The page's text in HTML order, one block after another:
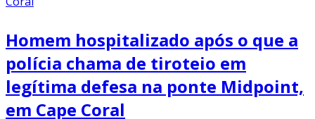
Homem hospitalizado após o que a
polícia chama de tiroteio em
legítima defesa na ponte Midpoint,
em Cape Coral